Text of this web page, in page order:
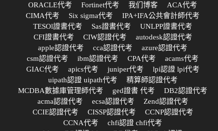
ORACLE代考
Fortinet代考 我们博客
ACA代考
CIMA代考
Six sigma代考
IPA+IFA公共會計師代考
TESOl證書代考
Sas證書代考
UNLPP證書代考
CFI證書代考
CIW認證代考
autodesk認證代考
apple認證代考
cca認證代考
azure認證代考
csm認證代考
ibm認證代考 CPA代考
acams代考
GIAC代考
apics代考 juniper代考
lpi認證 lpi代考
uipath認證 uipath代考
精算師認證代考
MCDBA數據庫管理師代考
ged證書 代考
DB2認證代考
acma認證代考
ecsa認證代考
Zend認證代考
CCIE認證代考
CISSP認證代考
CCNP認證代考
CCNA代考
chfi認證 chfi代考